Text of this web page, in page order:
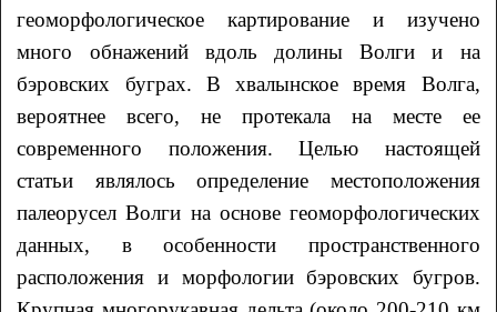
геоморфологическое картирование и изучено
много обнажений вдоль долины Волги и на
бэровских буграх. В хвалынское время Волга,
вероятнее всего, не протекала на месте ее
современного положения. Целью настоящей
статьи являлось определение местоположения
палеорусел Волги на основе геоморфологических
данных, в особенности пространственного
расположения и морфологии бэровских бугров.